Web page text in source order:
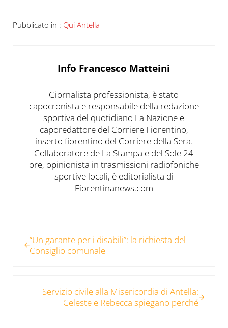
Pubblicato in : Qui Antella
Info Francesco Matteini
Giornalista professionista, è stato
capocronista e responsabile della redazione
sportiva del quotidiano La Nazione e
caporedattore del Corriere Fiorentino,
inserto fiorentino del Corriere della Sera.
Collaboratore de La Stampa e del Sole 24
ore, opinionista in trasmissioni radiofoniche
sportive locali, è editorialista di
Fiorentinanews.com
“Un garante per i disabili”: la richiesta del
Consiglio comunale
Servizio civile alla Misericordia di Antella:
Celeste e Rebecca spiegano perché